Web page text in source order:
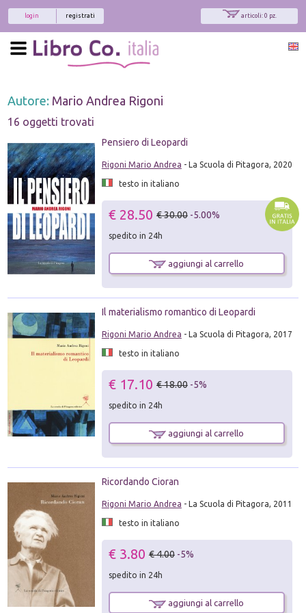
articoli: 0 pz.
registrati
login
Autore: Mario Andrea Rigoni
16 oggetti trovati
Pensiero di Leopardi
Rigoni Mario Andrea - La Scuola di Pitagora, 2020
testo in italiano
€ 28.50 € 30.00 -5.00%
spedito in 24h
aggiungi al carrello
Il materialismo romantico di Leopardi
Rigoni Mario Andrea - La Scuola di Pitagora, 2017
testo in italiano
€ 17.10 € 18.00 -5%
spedito in 24h
aggiungi al carrello
Ricordando Cioran
Rigoni Mario Andrea - La Scuola di Pitagora, 2011
testo in italiano
€ 3.80 € 4.00 -5%
spedito in 24h
aggiungi al carrello